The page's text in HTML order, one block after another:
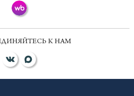
К НАМ